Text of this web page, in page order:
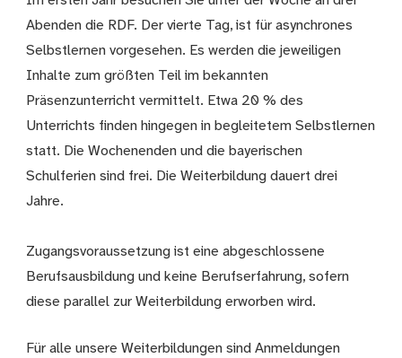
Abenden die RDF. Der vierte Tag, ist für asynchrones
Selbstlernen vorgesehen. Es werden die jeweiligen
Inhalte zum größten Teil im bekannten
Präsenzunterricht vermittelt. Etwa 20 % des
Unterrichts finden hingegen in begleitetem Selbstlernen
statt. Die Wochenenden und die bayerischen
Schulferien sind frei. Die Weiterbildung dauert drei
Jahre.
Zugangsvoraussetzung ist eine abgeschlossene
Berufsausbildung und keine Berufserfahrung, sofern
diese parallel zur Weiterbildung erworben wird.
Für alle unsere Weiterbildungen sind Anmeldungen